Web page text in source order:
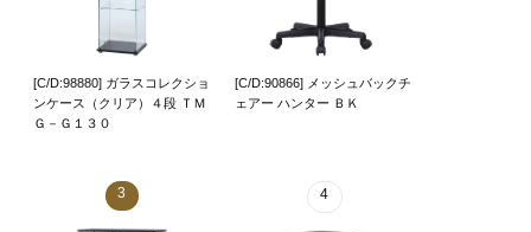
[C/D:98880] ガラスコレクショ
ンケース（クリア）４段 ＴＭ
Ｇ－Ｇ１３０
[C/D:90866] メッシュバックチ
ェアー ハンター ＢＫ
3 4